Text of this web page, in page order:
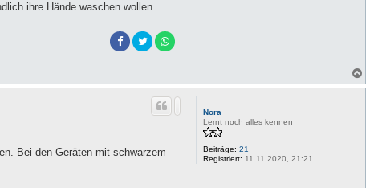
ihre Hände waschen wollen.
a
Nora
Lernt noch alles kennen
Beiträge: 21
Registriert: 11.11.2020, 21:21
Bei den Geräten mit schwarzem